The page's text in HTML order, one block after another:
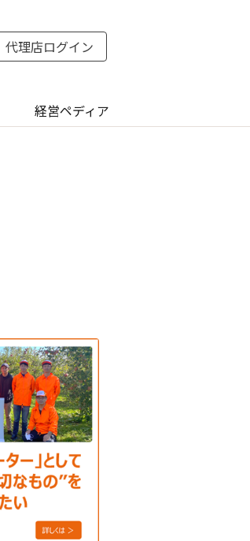
経営ペディア
代理店ログイン